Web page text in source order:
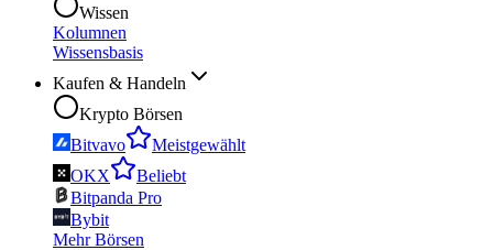
Wissen
Kolumnen
Wissensbasis
Kaufen & Handeln
Krypto Börsen
Bitvavo
Meistgewählt
OKX
Beliebt
Bitpanda Pro
Bybit
Mehr Börsen